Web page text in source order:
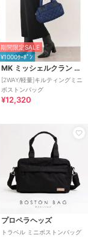
期間限定SALE
¥1000ｸｰﾎﾟﾝ
MK ミッシェルクラン バッグ
[2WAY/軽量]キルティングミニ
ボストンバッグ
¥12,320
プロペラヘッズ
トラベル ミニボストンバッグ